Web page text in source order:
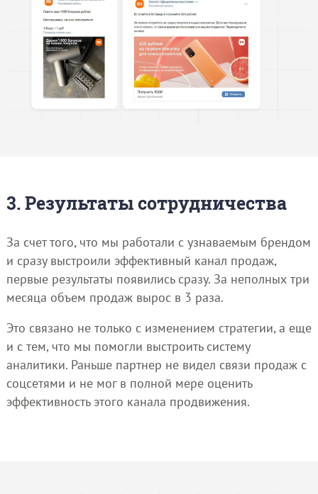
3. Результаты сотрудничества
За счет того, что мы работали с узнаваемым брендом
и сразу выстроили эффективный канал продаж,
первые результаты появились сразу. За неполных три
месяца объем продаж вырос в 3 раза.
Это связано не только с изменением стратегии, а еще
и с тем, что мы помогли выстроить систему
аналитики. Раньше партнер не видел связи продаж с
соцсетями и не мог в полной мере оценить
эффективность этого канала продвижения.